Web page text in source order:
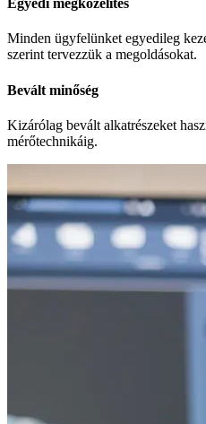
Egyedi megközelítés
Minden ügyfelünket egyedileg
szerint tervezzük a megoldásokat.
Bevált minőség
Kizárólag bevált alkatrészeket
mérőtechnikáig.